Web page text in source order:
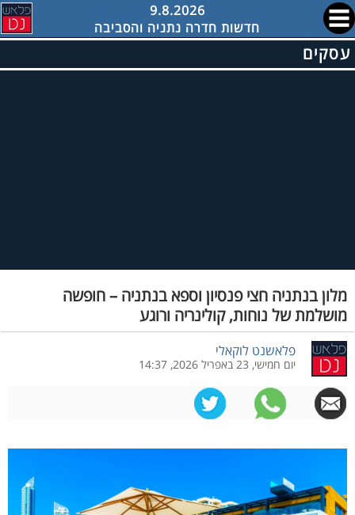
9.8.2026
חדשות חדרה נתניה והסביבה
עסקים
מלון בנתניה חצי פנסיון וספא בנתניה – חופשה
מושלמת של נוחות, קולינריה ורוגע
פלאשנט לוקאלי
יום חמישי, 23 באפריל 2026, 14:37